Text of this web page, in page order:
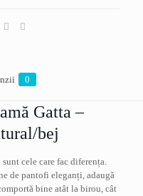
0
Gatta –
bej
cele care fac diferența.
de pantofi eleganți, adaugă
bine atât la birou, cât